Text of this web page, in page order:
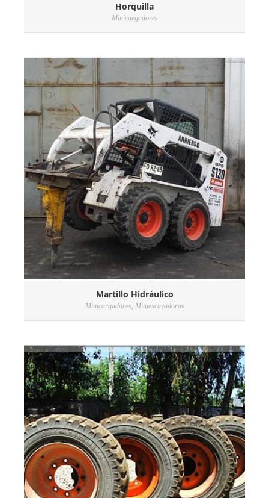
Horquilla
Minicargadores
Martillo Hidráulico
Minicargadores, Miniexcavadoras